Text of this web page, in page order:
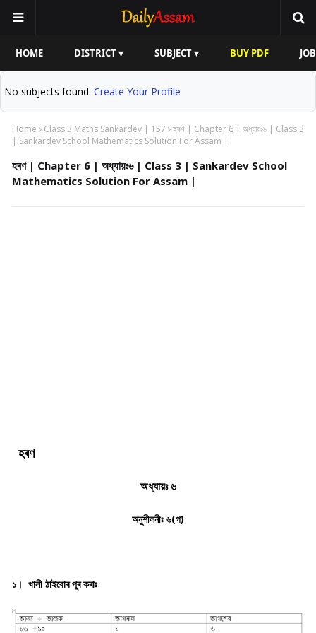
HOME DISTRICT ▾ SUBJECT ▾ BUY PDF
No subjects found. Create Your Profile
Home Class 3 Maths Sankardev | 157
হৰণ | Chapter 6 | অধ্যায়ঃ৬ | Class 3
| Sankardev School Mathematics Solution For Assam |
হৰণ | Chapter 6 | অধ্যায়ঃ৬ | Class 3 | Sankardev School
Mathematics Solution For Assam |
হৰণ
অধ্যায়ঃ ৬
অনুশীলনীঃ ৬(গ)
১। খালী ঠাইবোৰ পূৰ কৰাঃ